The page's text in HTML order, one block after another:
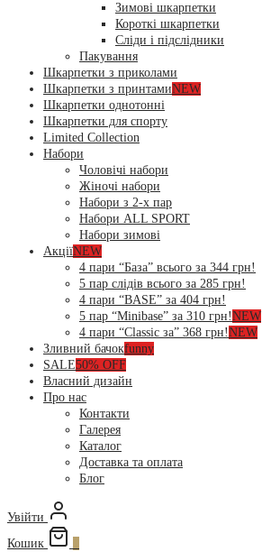
Зимові шкарпетки
Короткі шкарпетки
Сліди і підслідники
Пакування
Шкарпетки з приколами
Шкарпетки з принтамиNEW
Шкарпетки однотонні
Шкарпетки для спорту
Limited Collection
Набори
Чоловічі набори
Жіночі набори
Набори з 2-х пар
Набори ALL SPORT
Набори зимові
АкціїNEW
4 пари “База” всього за 344 грн!
5 пар слідів всього за 285 грн!
4 пари “BASE” за 404 грн!
5 пар “Minibase” за 310 грн!NEW
4 пари “Classic за” 368 грн!NEW
Зливний бачокfunny
SALE50% OFF
Власний дизайн
Про нас
Контакти
Галерея
Каталог
Доставка та оплата
Блог
Увійти
Кошик